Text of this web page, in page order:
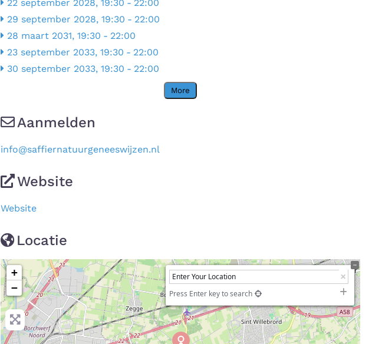
22 september 2028, 19:30 - 22:00
29 september 2028, 19:30 - 22:00
28 maart 2031, 19:30 - 22:00
23 september 2033, 19:30 - 22:00
30 september 2033, 19:30 - 22:00
More
Aanmelden
info@saffiernatuurgeneeswijzen.nl
Website
Website
Locatie
+
−
Press Enter key to search